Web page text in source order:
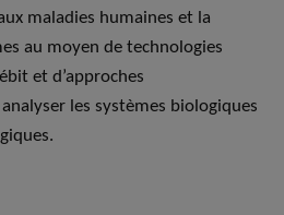
maladies humaines et la
au moyen de technologies
et d’approches
les systèmes biologiques